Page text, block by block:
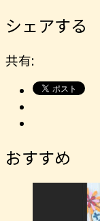
シェアする
共有:
おすすめ